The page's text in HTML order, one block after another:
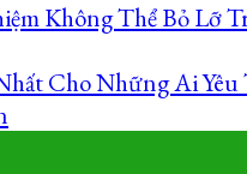
Không Thể Bỏ Lỡ
Cho Những Ai Yêu